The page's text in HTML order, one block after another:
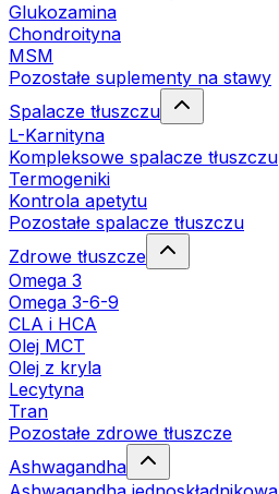
Glukozamina
Chondroityna
MSM
Pozostałe suplementy na stawy
Spalacze tłuszczu
L-Karnityna
Kompleksowe spalacze tłuszczu
Termogeniki
Kontrola apetytu
Pozostałe spalacze tłuszczu
Zdrowe tłuszcze
Omega 3
Omega 3-6-9
CLA i HCA
Olej MCT
Olej z kryla
Lecytyna
Tran
Pozostałe zdrowe tłuszcze
Ashwagandha